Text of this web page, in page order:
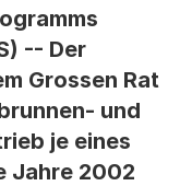
-- Der
Grossen Rat
und
je eines
Jahre 2002